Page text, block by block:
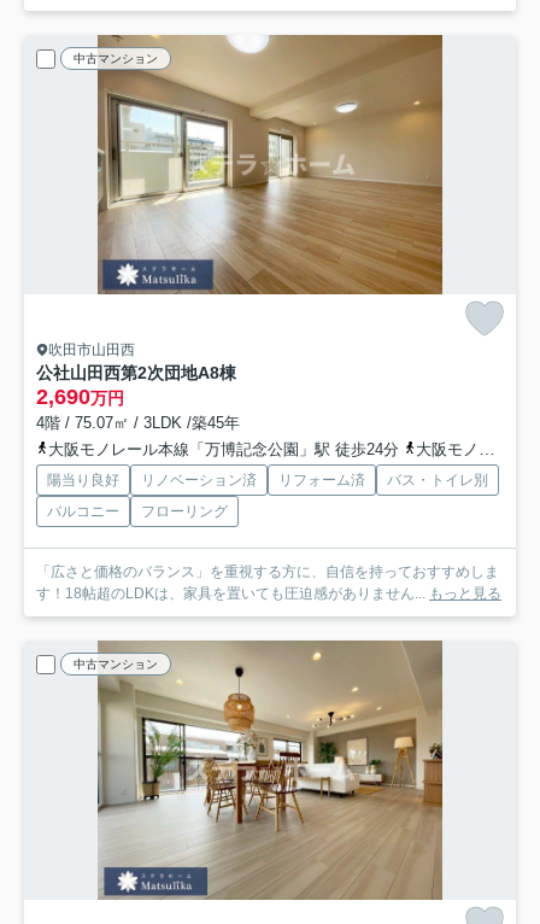
中古マンション
吹田市山田西
公社山田西第2次団地A8棟
2,690万円
4階 / 75.07㎡ / 3LDK /築45年
大阪モノレール本線「万博記念公園」駅 徒歩24分
大阪モノレール彩都「万博記念公園」駅 徒歩24分
陽当り良好 リノベーション済 リフォーム済
バス・トイレ別
バルコニー
フローリング
「広さと価格のバランス」を重視する方に、自信を持っておすすめしま
す！18帖超のLDKは、家具を置いても圧迫感がありません... もっと見る
中古マンション